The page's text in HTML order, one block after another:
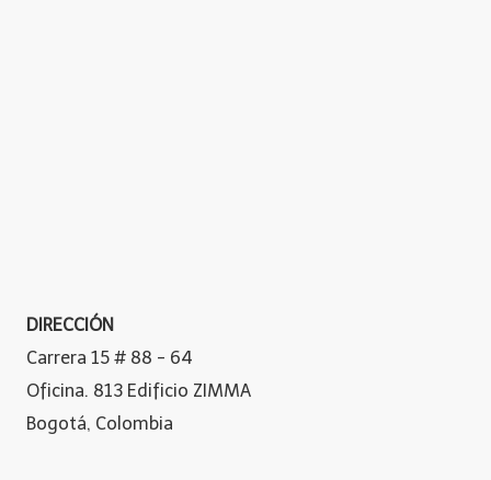
DIRECCIÓN
Carrera 15 # 88 - 64
Oficina. 813 Edificio ZIMMA
Bogotá, Colombia